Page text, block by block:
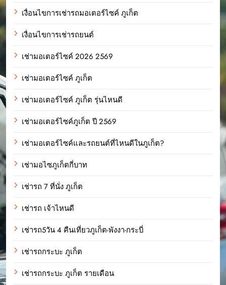
เงื่อนไขการเช่ารถมอเตอร์ไซค์ ภูเก็ต
เงื่อนไขการเช่ารถยนต์
เช่ามอเตอร์ไซค์ 2026 2569
เช่ามอเตอร์ไซค์ ภูเก็ต
เช่ามอเตอร์ไซค์ ภูเก็ต รุ่นไหนดี
เช่ามอเตอร์ไซค์ภูเก็ต ปี 2569
เช่ามอเตอร์ไซค์และรถยนต์ที่ไหนดีในภูเก็ต?
เช่ามอไซภูเก็ตกี่บาท
เช่ารถ 7 ที่นั่ง ภูเก็ต
เช่ารถ เจ้าไหนดี
เช่ารถ5วัน 4 คืนเที่ยวภูเก็ต-พังงา-กระบี่
เช่ารถกระบะ ภูเก็ต
เช่ารถกระบะ ภูเก็ต รายเดือน